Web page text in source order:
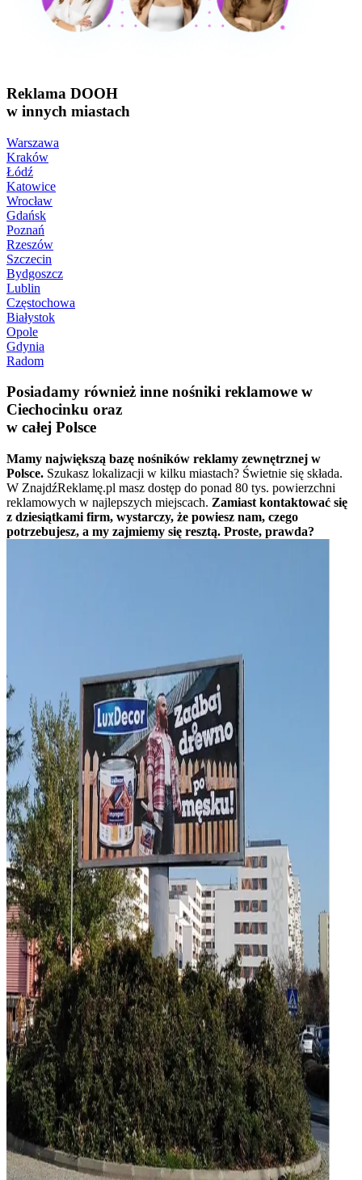
Reklama DOOH
w innych miastach
Warszawa
Kraków
Łódź
Katowice
Wrocław
Gdańsk
Poznań
Rzeszów
Szczecin
Bydgoszcz
Lublin
Częstochowa
Białystok
Opole
Gdynia
Radom
Posiadamy również inne nośniki reklamowe w
Ciechocinku oraz
w całej Polsce
Mamy największą bazę nośników reklamy zewnętrznej w
Polsce. Szukasz lokalizacji w kilku miastach? Świetnie się składa.
W ZnajdźReklamę.pl masz dostęp do ponad 80 tys. powierzchni
reklamowych w najlepszych miejscach. Zamiast kontaktować się
z dziesiątkami firm, wystarczy, że powiesz nam, czego
potrzebujesz, a my zajmiemy się resztą. Proste, prawda?